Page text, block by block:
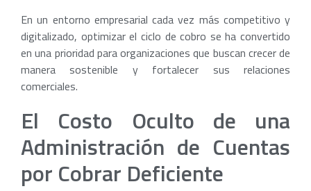
En un entorno empresarial cada vez más competitivo y
digitalizado, optimizar el ciclo de cobro se ha convertido
en una prioridad para organizaciones que buscan crecer de
manera sostenible y fortalecer sus relaciones
comerciales.
El Costo Oculto de una
Administración de Cuentas
por Cobrar Deficiente